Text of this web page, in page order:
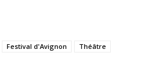
Festival d'Avignon Théâtre